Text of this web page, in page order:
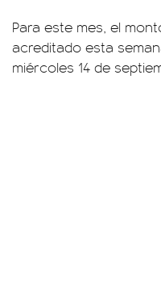
Para este mes, el
acreditado esta
miércoles 14 de